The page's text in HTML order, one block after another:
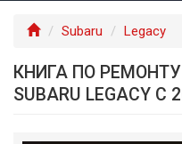
Главная
Subaru Legacy
КНИГА ПО
SUBARU LEGACY